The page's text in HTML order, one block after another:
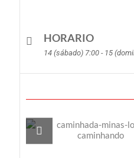
HORARIO
14 (sábado) 7:00 - 15